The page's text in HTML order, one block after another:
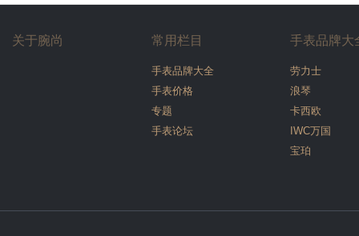
关于腕尚 常用栏目
手表品牌大全
手表价格
专题
手表论坛
手表品牌大
劳力士
浪琴
卡西欧
IWC万国
宝珀